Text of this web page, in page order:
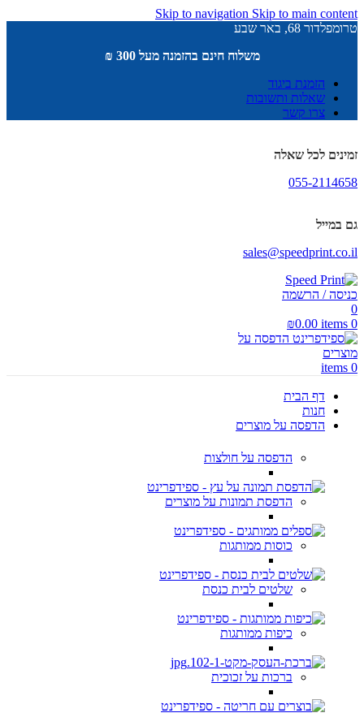
Skip to navigation Skip to main content
טרומפלדור 68, באר שבע
משלוח חינם בהזמנה מעל 300 ₪
הזמנת ביגוד
שאלות ותשובות
צרו קשר
זמינים לכל שאלה
055-2114658
גם במייל
sales@speedprint.co.il
כניסה / הרשמה
0
0
items
₪0.00
0
items
דף הבית
חנות
הדפסה על מוצרים
הדפסה על חולצות
הדפסת תמונות על מוצרים
כוסות ממותגות
שלטים לבית כנסת
כיפות ממותגות
ברכות על זכוכית